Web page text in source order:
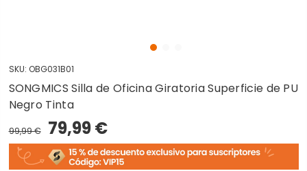
SKU: OBG031B01
SONGMICS Silla de Oficina Giratoria Superficie de PU
Negro Tinta
99,99 € 79,99 €